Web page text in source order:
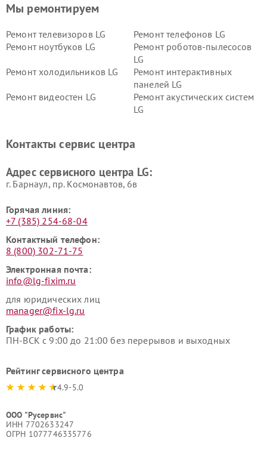
Мы ремонтируем
Ремонт телевизоров LG
Ремонт телефонов LG
Ремонт ноутбуков LG
Ремонт роботов-пылесосов
LG
Ремонт холодильников LG
Ремонт интерактивных
панелей LG
Ремонт видеостен LG
Ремонт акустических систем
LG
Ремонт морозильных камер
Ремонт вертикальных
Контакты сервис центра
Адрес сервисного центра LG:
г. Барнаул, ​пр. Космонавтов, 6в
Горячая линия:
+7 (385) 254-68-04
Контактный телефон:
8 (800) 302-71-75
Электронная почта:
info@lg-fixim.ru
для юридических лиц
manager@fix-lg.ru
График работы:
ПН-ВСК с 9:00 до 21:00 без перерывов и выходных
Рейтинг сервисного центра
4.9-5.0
ООО "Русервис"
ИНН 7702633247
ОГРН 1077746335776